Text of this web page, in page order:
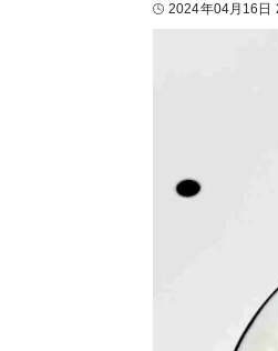
2024年04月16日